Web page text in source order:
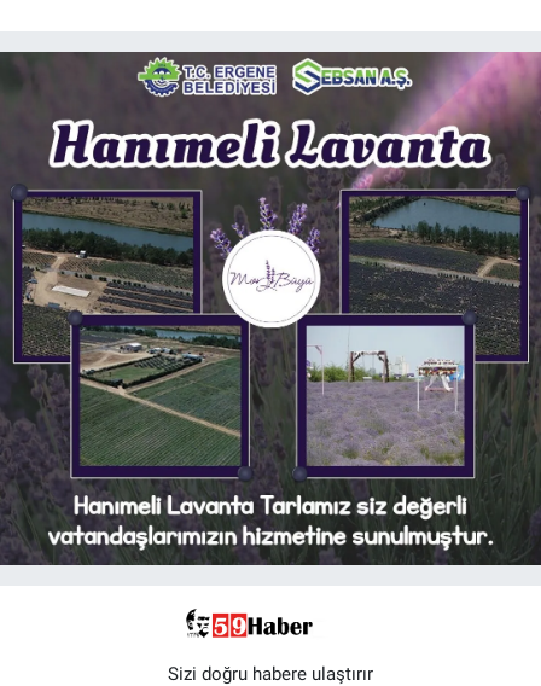
Sizi doğru habere ulaştırır